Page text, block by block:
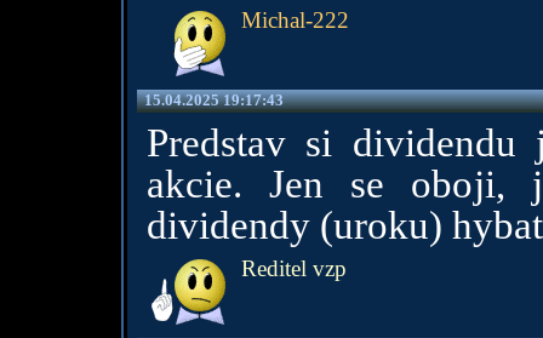
Michal-222
15.04.2025 19:17:43
Predstav si
akcie. Jen se oboji,
dividendy (uroku)
Reditel vzp